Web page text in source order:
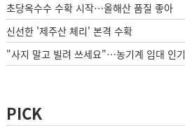
초당옥수수 수확 시작…올해산 품질 좋아
신선한 '제주산 체리' 본격 수확
"사지 말고 빌려 쓰세요"…농기계 임대 인기
PICK